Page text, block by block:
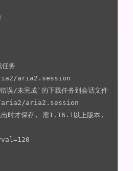
务
aria2.session
/未完成`的下载任务到会话文件
aria2.session
时才保存, 需1.16.1以上版本,